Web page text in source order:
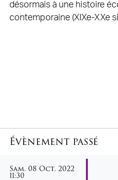
désormais à une histoire
contemporaine (XIXe-XXe
Évènement passé
samedi
Sam. 08 octobre
Oct. 2022
11:30